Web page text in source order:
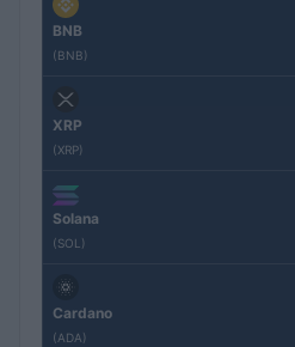
BNB
(BNB)
XRP
(XRP)
Solana
(SOL)
Cardano
(ADA)